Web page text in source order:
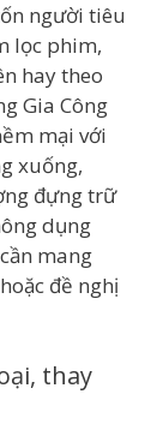
người tiêu
lọc phim,
hay theo
Gia Công
mại với
xuống,
đựng trữ
dụng
mang
đề nghị
thay